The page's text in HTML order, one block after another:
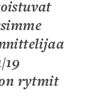
19
rytmit